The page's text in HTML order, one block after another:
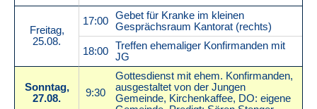
Freitag,
25.08.
17:00
Gebet für Kranke im kleinen
Gesprächsraum Kantorat (rechts)
18:00
Treffen ehemaliger Konfirmanden mit
JG
Sonntag,
27.08.
9:30
Gottesdienst mit ehem. Konfirmanden,
ausgestaltet von der Jungen
Gemeinde, Kirchenkaffee, DO: eigene